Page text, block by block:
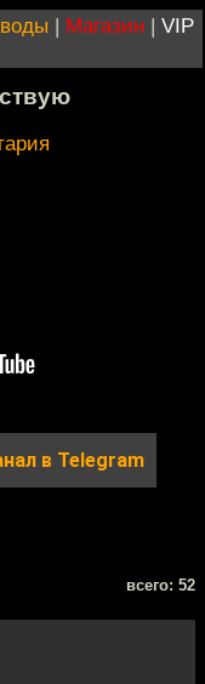
| Магазин | VIP
в Telegram
всего: 52